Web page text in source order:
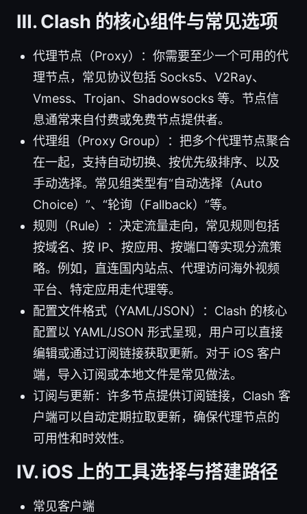
Ⅲ. Clash 的核心组件与常见选项
代理节点（Proxy）：你需要至少一个可用的代
理节点，常见协议包括 Socks5、V2Ray、
Vmess、Trojan、Shadowsocks 等。节点信
息通常来自付费或免费节点提供者。
代理组（Proxy Group）：把多个代理节点聚合
在一起，支持自动切换、按优先级排序、以及
手动选择。常见组类型有“自动选择（Auto
Choice）”、“轮询（Fallback）”等。
规则（Rule）：决定流量走向，常见规则包括
按域名、按 IP、按应用、按端口等实现分流策
略。例如，直连国内站点、代理访问海外视频
平台、特定应用走代理等。
配置文件格式（YAML/JSON）：Clash 的核心
配置以 YAML/JSON 形式呈现，用户可以直接
编辑或通过订阅链接获取更新。对于 iOS 客户
端，导入订阅或本地文件是常见做法。
订阅与更新：许多节点提供订阅链接，Clash 客
户端可以自动定期拉取更新，确保代理节点的
可用性和时效性。
Ⅳ. iOS 上的工具选择与搭建路径
常见客户端